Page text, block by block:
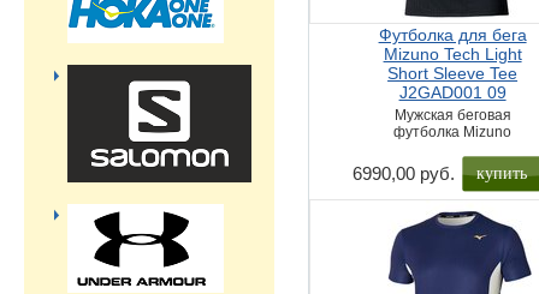
Футболка для бега
Mizuno Tech Light
Short Sleeve Tee
J2GAD001 09
Мужская беговая
футболка Mizuno
6990,00 руб. купить